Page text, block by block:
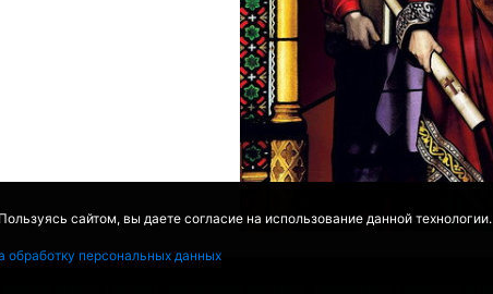
сайтом, вы даете согласие на использование данной технологии.
обработку персональных данных